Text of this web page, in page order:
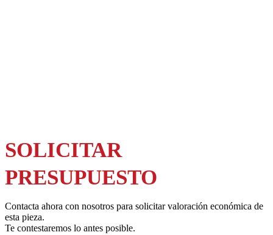
SOLICITAR
PRESUPUESTO
Contacta ahora con nosotros para solicitar valoración económica de
esta pieza.
Te contestaremos lo antes posible.